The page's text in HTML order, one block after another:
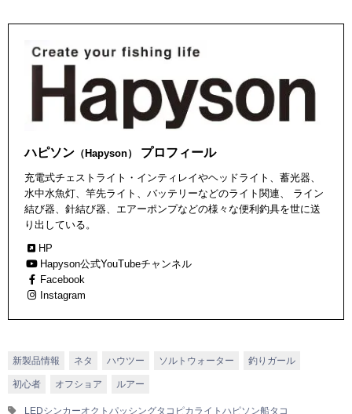
ハピソン （Hapyson） プロフィール
充電式チェストライト・インティレイやヘッドライト、蓄光器、
水中水魚灯、竿先ライト、バッテリーなどのライト関連、 ライン
結び器、針結び器、エアーポンプなどの様々な便利釣具を世に送
り出している。
HP
Hapyson公式YouTubeチャンネル
Facebook
Instagram
新製品情報 ネタ ハウツー ソルトウォーター 釣りガール
初心者 オフショア ルアー
LEDシンカーオクトパッシングタコピカライト ハピソン船タコ